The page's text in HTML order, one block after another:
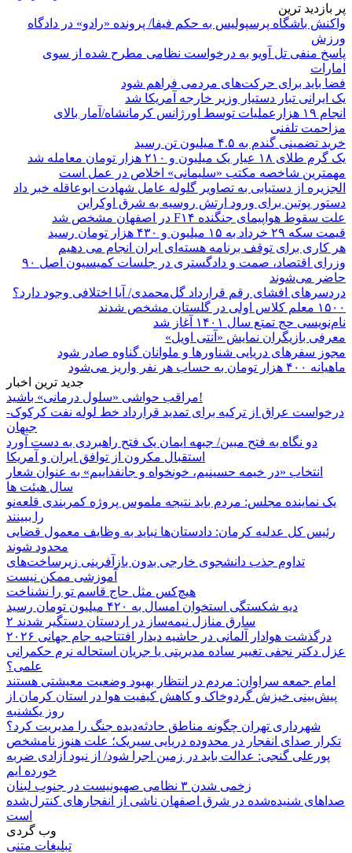
پر بازدید ترین
واکنش باشگاه پرسپولیس به حکم فیفا/ پرونده «رادو» در دادگاه
ورزش
پاسخ منفی تل آویو به درخواست نظامی مطرح شده از سوی
امارات
فضا باید برای حرکت‌های مردمی فراهم شود
یک ایرانی تبار دستیار وزیر خارجه آمریکا شد
انجام ۱۹ هزارعملیات توسط اورژانس کرمانشاه/آمار بالای
مزاحمت تلفنی
خرید تضمینی گندم به ۴.۵ میلیون تن رسید
یک گرم طلای ۱۸ عیار یک میلیون و ۲۱۰ هزار تومان معامله شد
مهمترین شاخصه مکتب «سلیمانی» اخلاص در عمل است
الجزیره از دستیابی به تصاویر گلوله عامل شهادت ابوعاقله خبر داد
دستور پوتین برای ورود ارتش روسیه به شرق اوکراین
علت سقوط هواپیمای جنگنده F۱۴ در اصفهان مشخص شد
قیمت سکه ۲۹ خرداد به ۱۵ میلیون و ۴۳۰ هزار تومان رسید
هر کاری برای توقف برنامه هسته‌ای ایران انجام می دهیم
وزرای اقتصاد، صمت و دادگستری در جلسات کمیسیون اصل ۹۰
حاضر می‌شوند
دردسرهای افشای رقم قرارداد گل‌محمدی/ آیا اختلافی وجود دارد؟
۱۵۰۰ معلم کلاس اولی در گلستان مشخص شدند
نام‌نویسی حج تمتع سال ۱۴۰۱ آغاز شد
معرفی بازیگران نمایش «آنتی اویل»
مجوز سفرهای دریایی شناورها و ملوانان گناوه صادر شود
ماهیانه ۴۰۰ هزار تومان به حساب هر نفر واریز می‌شود
جدید ترین اخبار
مراقب حواشی «سلول درمانی» باشید!
درخواست عراق از ترکیه برای تمدید قرارداد خط لوله نفت کرکوک-
جیهان
دو نگاه به فتح مبین/ جبهه ایمان یک فتح راهبردی به دست آورد
استقبال مکرون از توافق ایران و آمریکا
انتخاب «در خیمه حسینیم، خونخواه و جانفداییم» به عنوان شعار
سال هیئت ها
یک نماینده مجلس: مردم باید نتیجه ملموس پروژه کمربندی قلعه‌نو
را ببینند
رئیس کل عدلیه کرمان: دادستان‌ها نباید به وظایف معمول قضایی
محدود شوند
تداوم جذب دانشجوی خارجی بدون بازآفرینی زیرساخت‌های
آموزشی ممکن نیست
هیچ‌کس مثل حاج قاسم تو را نشناخت
دیه شکستگی استخوان امسال به ۴۲۰ میلیون تومان رسید
۲ سارق منازل نیمه‌ساز در اردستان دستگیر شدند
درگذشت هوادار آلمانی در حاشیه دیدار افتتاحیه جام جهانی ۲۰۲۶
عزل دکتر نجفی تغییر ساده مدیریتی یا جریان استحاله نرم حکمرانی
علمی؟
امام جمعه سراوان: مردم در انتظار بهبود وضعیت معیشتی هستند
پیش‌بینی خیزش گردوخاک و کاهش کیفیت هوا در استان کرمان از
روز یکشنبه
شهرداری تهران چگونه مناطق حادثه‌دیده جنگ را مدیریت کرد؟
تکرار صدای انفجار در محدوده دریایی سیریک؛ علت هنوز نامشخص
پورعلی گنجی: عدالت باید در زمین اجرا شود/ از نبود آزادی ضربه
خورده ایم
زخمی شدن ۳ نظامی صهیونیست در جنوب لبنان
صداهای شنیده‌شده در شرق اصفهان ناشی از انفجارهای کنترل‌شده
است
وب گردی
تبلیغات متنی